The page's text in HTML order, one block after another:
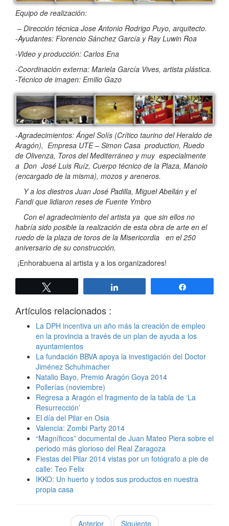
Equipo de realización:
– Dirección técnica Jose Antonio Rodrigo Puyo, arquitecto.
-Ayudantes: Florencio Sánchez García y Ray Luwin Roa
-Video y producción: Carlos Ena
-Coordinación externa: Mariela García Vives, artista plástica.
-Técnico de imagen: Emilio Gazo
-Agradecimientos: Ángel Solís (Crítico taurino del Heraldo de
Aragón), Empresa UTE – Simon Casa production, Ruedo
de Olivenza, Toros del Mediterráneo y muy especialmente
a Don José Luis Ruíz, Cuerpo técnico de la Plaza, Manolo
(encargado de la misma), mozos y areneros.
Y a los diestros Juan José Padilla, Miguel Abellán y el
Fandi que lidiaron reses de Fuente Ymbro
Con el agradecimiento del artista ya que sin ellos no
habría sido posible la realización de esta obra de arte en el
ruedo de la plaza de toros de la Misericordia en el 250
aniversario de su construcción.
¡Enhorabuena al artista y a los organizadores!
Artículos relacionados :
La DPH incentiva un año más la creación de empleo
en la provincia a través de un plan de ayuda a los
ayuntamientos
La fundación BBVA apoya la investigación del Doctor
Jiménez Schuhmacher
Natalio Bayo, Premio Aragón Goya 2014
Pollerías (noviembre)
Regresa a Aragón el fragmento de la tabla de ‘La
Resurrección’
El día del Pilar en Osia
Valencia: Zombi Party 2014
“Magníficos” documental de Juan Mateo Piera sobre el
periodo más glorioso del Real Zaragoza
Fiestas del Pilar 2014 vistas por un fotógrafo a pie de
calle: Teo Felix
IKKO: Un huerto y todos sus productos en nuestra
propia casa
Anterior Siguiente